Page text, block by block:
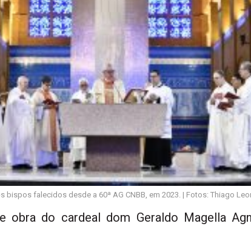
bispos falecidos desde a 60ª AG CNBB, em 2023. | Fotos: Thiago
obra do cardeal dom Geraldo Magella